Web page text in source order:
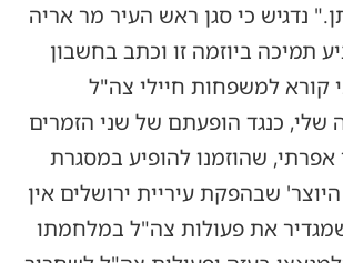
נדגיש כי סגן ראש העיר מר אריה
תמיכה ביוזמה זו וכתב בחשבון
קורא למשפחות חיילי צה"ל
כנגד הופעתם של שני הזמרים
אפרתי, שהוזמנו להופיע במסגרת
שבהפקת עיריית ירושלים אין
את פעולות צה"ל במלחמתו